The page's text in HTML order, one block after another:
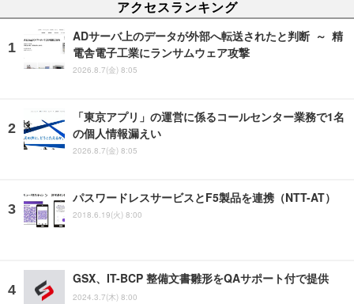
アクセスランキング
ADサーバ上のデータが外部へ転送されたと判断 ～ 精
電舎電子工業にランサムウェア攻撃
2026.8.7(金) 8:05
「東京アプリ」の運営に係るコールセンター業務で1名
の個人情報漏えい
2026.8.7(金) 8:05
パスワードレスサービスとF5製品を連携（NTT-AT）
2018.6.19(火) 8:00
GSX、IT-BCP 整備文書雛形をQAサポート付で提供
2024.3.7(木) 8:00